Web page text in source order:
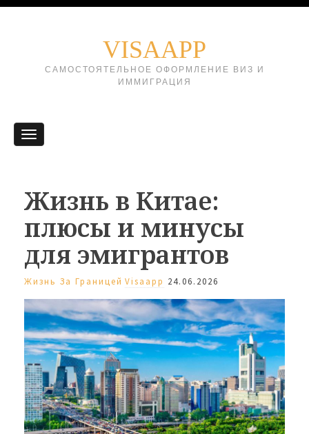
VISAAPP
САМОСТОЯТЕЛЬНОЕ ОФОРМЛЕНИЕ ВИЗ И
ИММИГРАЦИЯ
Жизнь в Китае:
плюсы и минусы
для эмигрантов
Жизнь За Границей Visaapp 24.06.2026